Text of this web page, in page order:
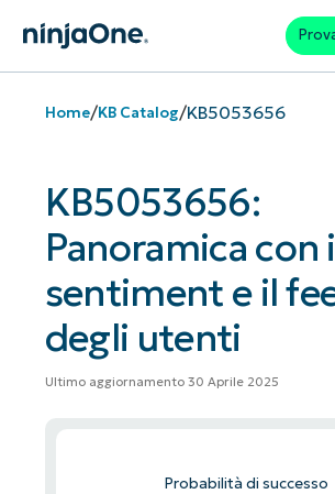
Home/KB Catalog/KB5053656
KB5053656:
Panoramica con
sentiment e il
degli utenti
Ultimo aggiornamento 30 Aprile 2025
Probabilità di successo